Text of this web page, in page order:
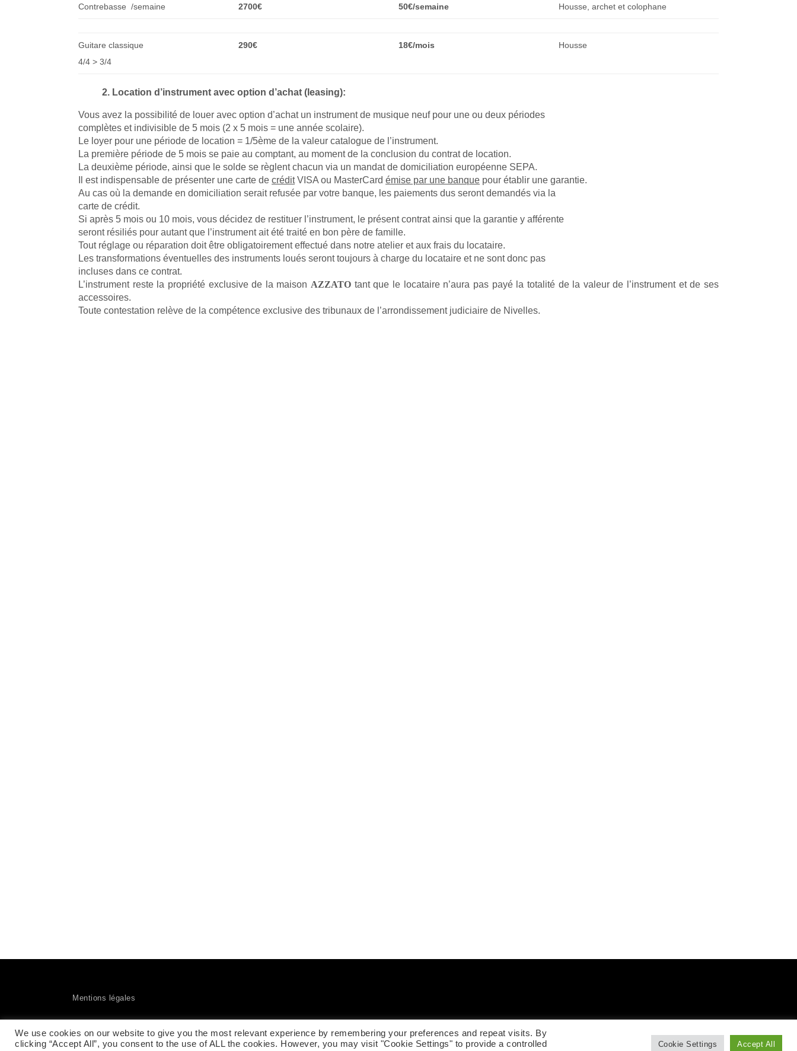
Contrebasse /semaine 2700€ 50€/semaine Housse, archet et colophane
Guitare classique
4/4 > 3/4
290€ 18€/mois Housse
2. Location d’instrument avec option d’achat (leasing):
Vous avez la possibilité de louer avec option d’achat un instrument de musique neuf pour une ou deux périodes
complètes et indivisible de 5 mois (2 x 5 mois = une année scolaire).
Le loyer pour une période de location = 1/5ème de la valeur catalogue de l’instrument.
La première période de 5 mois se paie au comptant, au moment de la conclusion du contrat de location.
La deuxième période, ainsi que le solde se règlent chacun via un mandat de domiciliation européenne SEPA.
Il est indispensable de présenter une carte de créditVISA ou MasterCard émise par une banque pour établir une garantie.
Au cas où la demande en domiciliation serait refusée par votre banque, les paiements dus seront demandés via la
carte de crédit.
Si après 5 mois ou 10 mois, vous décidez de restituer l’instrument, le présent contrat ainsi que la garantie y afférente
seront résiliés pour autant que l’instrument ait été traité en bon père de famille.
Tout réglage ou réparation doit être obligatoirement effectué dans notre atelier et aux frais du locataire.
Les transformations éventuelles des instruments loués seront toujours à charge du locataire et ne sont donc pas
incluses dans ce contrat.
L’instrument reste la propriété exclusive de la maison AZZATO tant que le locataire n’aura pas payé la totalité de la valeur de l’instrument et de ses
accessoires.
Toute contestation relève de la compétence exclusive des tribunaux de l’arrondissement judiciaire de Nivelles.
Mentions légales
Copyrights AZZATO. All Rights Reserved | Theme bySpiracle Themes
We use cookies on our website to give you the most relevant experience by remembering your preferences and repeat visits. By
clicking “Accept All”, you consent to the use of ALL the cookies. However, you may visit "Cookie Settings" to provide a controlled
Cookie Settings Accept All